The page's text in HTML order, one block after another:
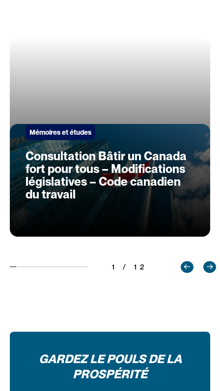
Mémoires et études
Consultation Bâtir un Canada
fort pour tous – Modifications
législatives – Code canadien
du travail
1 / 12
GARDEZ LE POULS DE LA
PROSPÉRITÉ